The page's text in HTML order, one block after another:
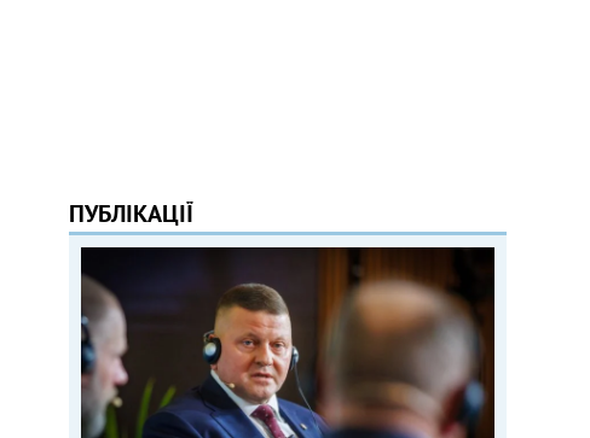
ПУБЛІКАЦІЇ